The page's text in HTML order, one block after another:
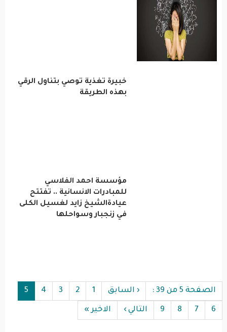
خبيرة تغذية توصي بتناول الرقي
بهذه الطريقة
مؤسسة احمد الفلاسي
للمبادرات الانسانية .. تفتتح
عيادةالشيخ زايد لغسيل الكلى
في زنجبار وسواحلها
Pagination
الصفحة 5 من 39 : ‹ السابق 1
2
3
4
5
6
7
8
9 التالي › الاخير »